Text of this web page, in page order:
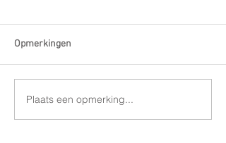
Opmerkingen
Plaats een opmerking...